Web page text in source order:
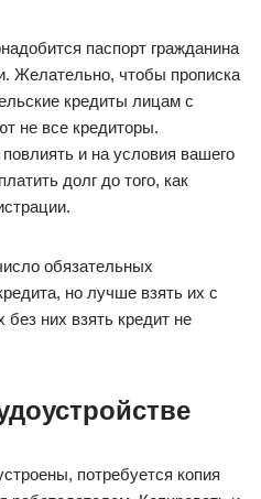
паспорт гражданина
Желательно, чтобы прописка
кредиты лицам с
не все кредиторы.
и на условия вашего
долг до того, как
обязательных
но лучше взять их с
них взять кредит не
потребуется копия